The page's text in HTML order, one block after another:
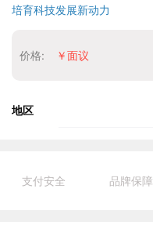
培育科技发展新动力
价格: ￥面议
地区
支付安全 品牌保障